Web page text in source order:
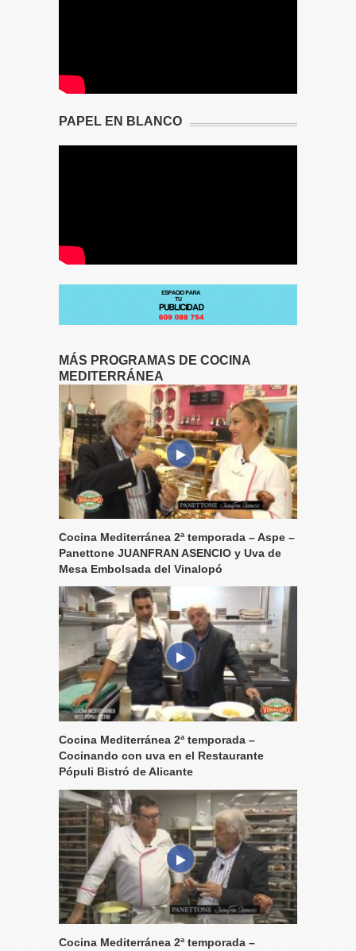
PAPEL EN BLANCO
MÁS PROGRAMAS DE COCINA
MEDITERRÁNEA
Cocina Mediterránea 2ª temporada – Aspe –
Panettone JUANFRAN ASENCIO y Uva de
Mesa Embolsada del Vinalopó
Cocina Mediterránea 2ª temporada –
Cocinando con uva en el Restaurante
Pópuli Bistró de Alicante
Cocina Mediterránea 2ª temporada –